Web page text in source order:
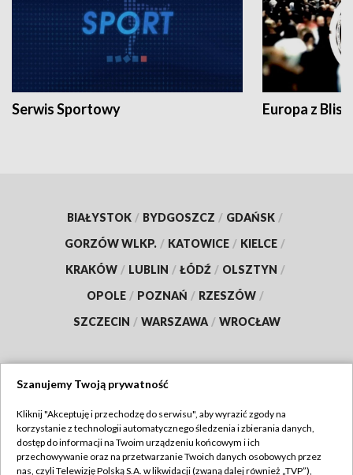
Serwis Sportowy Europa z
BIAŁYSTOK / BYDGOSZCZ / GDAŃSK /
GORZÓW WLKP. / KATOWICE / KIELCE /
KRAKÓW / LUBLIN / ŁÓDŹ / OLSZTYN /
OPOLE / POZNAŃ / RZESZÓW /
SZCZECIN / WARSZAWA / WROCŁAW
TVP
Abonament TVP
Regulamin TVP
Szanujemy Twoją prywatność
Kliknij "Akceptuję i przechodzę do serwisu", aby wyrazić zgody na
korzystanie z technologii automatycznego śledzenia i zbierania danych,
dostęp do informacji na Twoim urządzeniu końcowym i ich
przechowywanie oraz na przetwarzanie Twoich danych osobowych przez
nas, czyli Telewizję Polską S.A. w likwidacji (zwaną dalej również „TVP”),